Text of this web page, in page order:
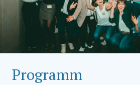
Programm